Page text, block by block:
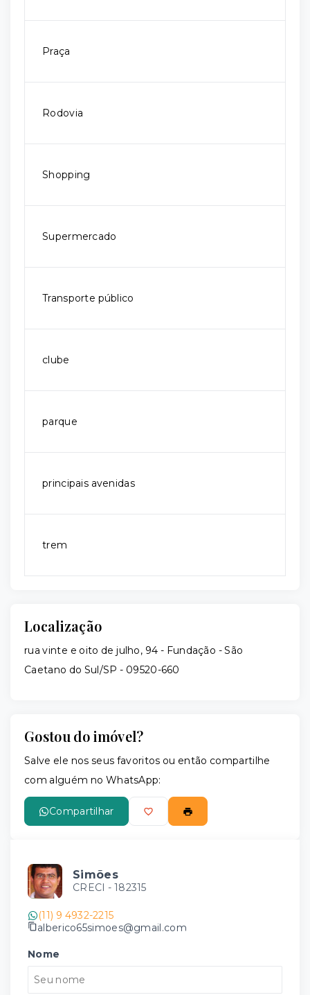
Praça
Rodovia
Shopping
Supermercado
Transporte público
clube
parque
principais avenidas
trem
Localização
rua vinte e oito de julho, 94 - Fundação - São
Caetano do Sul/SP - 09520-660
Gostou do imóvel?
Salve ele nos seus favoritos ou então compartilhe
com alguém no WhatsApp:
Compartilhar
Simões
CRECI - 182315
(11) 9 4932-2215
alberico65simoes@gmail.com
Nome